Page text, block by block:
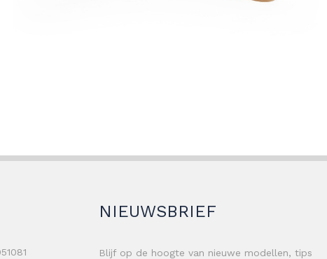
NIEUWSBRIEF
Blijf op de hoogte van nieuwe modellen, tips